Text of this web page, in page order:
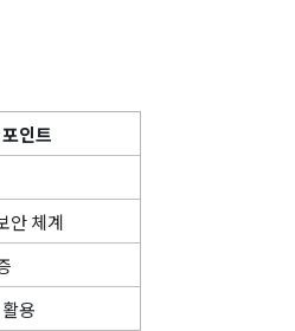
인트
안 체계
용